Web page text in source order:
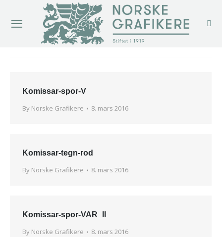
Komissar-spor-V
By Norske Grafikere 8. mars 2016
Komissar-tegn-rod
By Norske Grafikere 8. mars 2016
Komissar-spor-VAR_II
By Norske Grafikere 8. mars 2016